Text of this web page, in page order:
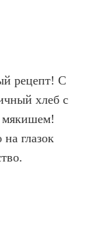
рецепт! С
хлеб с
мякишем!
глазок